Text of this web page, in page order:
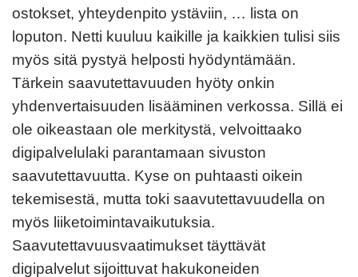
ostokset, yhteydenpito ystäviin, … lista on
loputon. Netti kuuluu kaikille ja kaikkien tulisi siis
myös sitä pystyä helposti hyödyntämään.
Tärkein saavutettavuuden hyöty onkin
yhdenvertaisuuden lisääminen verkossa. Sillä ei
ole oikeastaan ole merkitystä, velvoittaako
digipalvelulaki parantamaan sivuston
saavutettavuutta. Kyse on puhtaasti oikein
tekemisestä, mutta toki saavutettavuudella on
myös liiketoimintavaikutuksia.
Saavutettavuusvaatimukset täyttävät
digipalvelut sijoittuvat hakukoneiden